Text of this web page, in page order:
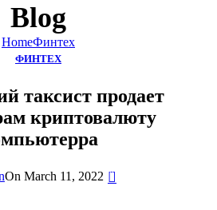
Blog
HomeФинтех
ФИНТЕХ
таксист продает
криптовалюту
On March 11, 2022 0